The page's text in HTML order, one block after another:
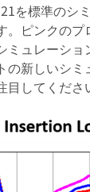
を標準のシ
ピンクの
ュレーシ
新しいシ
してくださ